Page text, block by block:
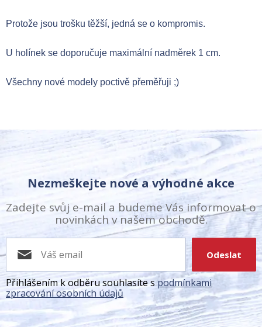
Protože jsou trošku těžší, jedná se o kompromis.
U holínek se doporučuje maximální nadměrek 1 cm.
Všechny nové modely poctivě přeměřuji ;)
Nezmeškejte nové a výhodné akce
Zadejte svůj e-mail a budeme Vás informovat o
novinkách v našem obchodě.
Odeslat
Přihlášením k odběru souhlasíte spodmínkami
zpracování osobních údajů